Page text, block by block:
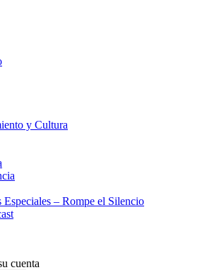
y Cultura
Especiales – Rompe el Silencio
cuenta